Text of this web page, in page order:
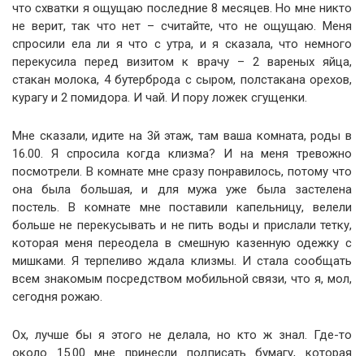
что схватки я ощущаю последние 8 месяцев. Но мне никто
не верит, так что нет – считайте, что не ощущаю. Меня
спросили ела ли я что с утра, и я сказала, что немного
перекусила перед визитом к врачу – 2 вареных яйца,
стакан молока, 4 бутерброда с сыром, полстакана орехов,
курагу и 2 помидора. И чай. И пору ложек сгущенки.
Мне сказали, идите на 3й этаж, там ваша комната, роды в
16.00. Я спросила когда клизма? И на меня тревожно
посмотрели. В комнате мне сразу понравилось, потому что
она была большая, и для мужа уже была застелена
постель. В комнате мне поставили капельницу, велели
больше не перекусывать и не пить воды и прислали тетку,
которая меня переодела в смешную казенную одежку с
мишками. Я терпеливо ждала клизмы. И стала сообщать
всем знакомым посредством мобильной связи, что я, мол,
сегодня рожаю.
Ох, лучше бы я этого не делала, но кто ж знал. Где-то
около 15.00 мне принесли подписать бумагу, которая